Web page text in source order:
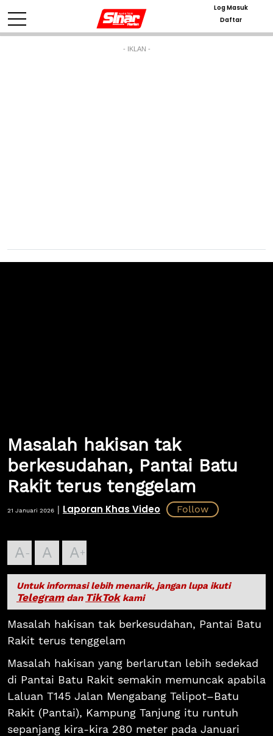
Log Masuk
Daftar
- IKLAN -
Masalah hakisan tak
berkesudahan, Pantai Batu
Rakit terus tenggelam
21 Januari 2026 | Laporan Khas Video
A A A
Untuk informasi lebih menarik, jangan lupa ikuti
Telegramdan TikTokkami
Masalah hakisan tak berkesudahan, Pantai Batu
Rakit terus tenggelam
Masalah hakisan yang berlarutan lebih sedekad
di Pantai Batu Rakit semakin memuncak apabila
Laluan T145 Jalan Mengabang Telipot–Batu
Rakit (Pantai), Kampung Tanjung itu runtuh
sepanjang kira-kira 280 meter pada Januari